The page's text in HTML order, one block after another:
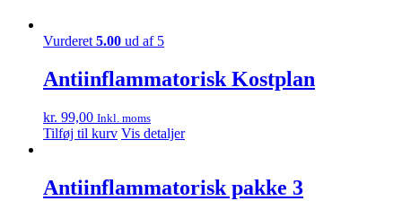
Vurderet 5.00 ud af 5
Antiinflammatorisk Kostplan
kr. 99,00 Inkl. moms
Tilføj til kurv Vis detaljer
Antiinflammatorisk pakke 3